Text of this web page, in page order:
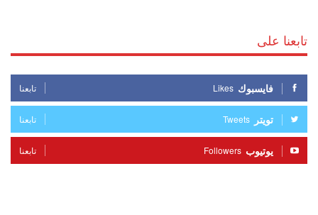
تابعنا على
فايسبوك Likes تابعنا
تويتر Tweets تابعنا
يوتيوب Followers تابعنا